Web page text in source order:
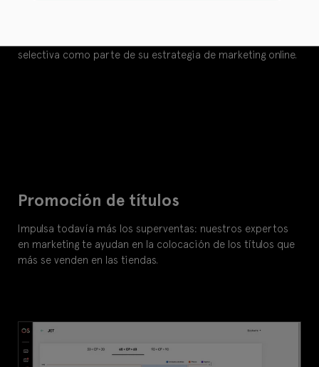
selectiva como parte de su estrategia de marketing online.
Promoción de títulos
Impulsa todavía más los superventas: nuestros expertos
en marketing te ayudan en la colocación de los títulos que
más se venden en las tiendas.